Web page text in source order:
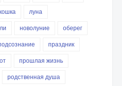
луна
новолуние
оберег
праздник
прошлая жизнь
родственная душа